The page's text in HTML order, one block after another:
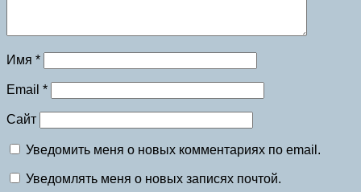
Имя *
Email *
Сайт
Уведомить меня о новых комментариях по email.
Уведомлять меня о новых записях почтой.